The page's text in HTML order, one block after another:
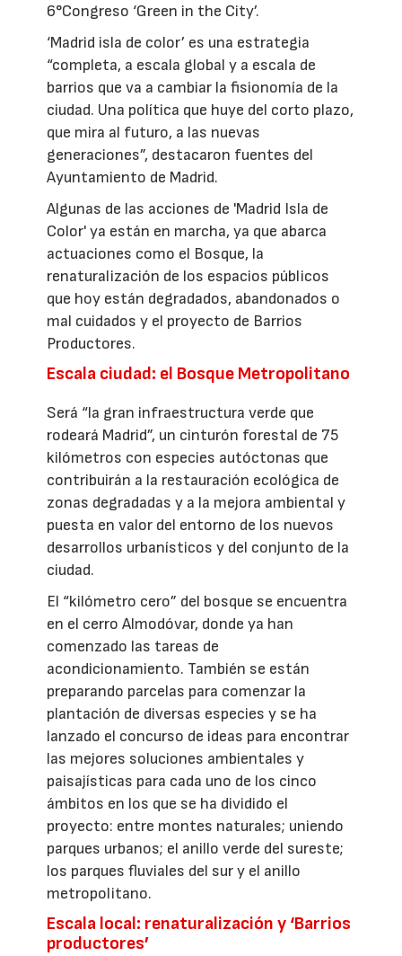
6°Congreso ‘Green in the City’.
‘Madrid isla de color’ es una estrategia
“completa, a escala global y a escala de
barrios que va a cambiar la fisionomía de la
ciudad. Una política que huye del corto plazo,
que mira al futuro, a las nuevas
generaciones”, destacaron fuentes del
Ayuntamiento de Madrid.
Algunas de las acciones de 'Madrid Isla de
Color' ya están en marcha, ya que abarca
actuaciones como el Bosque, la
renaturalización de los espacios públicos
que hoy están degradados, abandonados o
mal cuidados y el proyecto de Barrios
Productores.
Escala ciudad: el Bosque Metropolitano
Será “la gran infraestructura verde que
rodeará Madrid”, un cinturón forestal de 75
kilómetros con especies autóctonas que
contribuirán a la restauración ecológica de
zonas degradadas y a la mejora ambiental y
puesta en valor del entorno de los nuevos
desarrollos urbanísticos y del conjunto de la
ciudad.
El “kilómetro cero” del bosque se encuentra
en el cerro Almodóvar, donde ya han
comenzado las tareas de
acondicionamiento. También se están
preparando parcelas para comenzar la
plantación de diversas especies y se ha
lanzado el concurso de ideas para encontrar
las mejores soluciones ambientales y
paisajísticas para cada uno de los cinco
ámbitos en los que se ha dividido el
proyecto: entre montes naturales; uniendo
parques urbanos; el anillo verde del sureste;
los parques fluviales del sur y el anillo
metropolitano.
Escala local: renaturalización y ‘Barrios
productores’